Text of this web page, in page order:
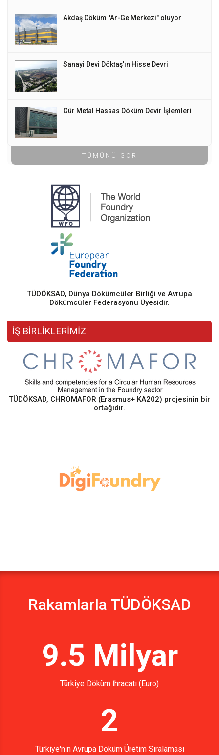
Akdaş Döküm "Ar-Ge Merkezi" oluyor
Sanayi Devi Döktaş'ın Hisse Devri
Gür Metal Hassas Döküm Devir İşlemleri
TÜMÜNÜ GÖR
TÜDÖKSAD, Dünya Dökümcüler Birliği ve Avrupa
Dökümcüler Federasyonu Üyesidir.
İŞ BİRLİKLERİMİZ
TÜDÖKSAD, CHROMAFOR (Erasmus+ KA202) projesinin bir
ortağıdır.
Rakamlarla TÜDÖKSAD
9.5 Milyar
Türkiye Döküm İhracatı (Euro)
2
Türkiye'nin Avrupa Döküm Üretim Sıralaması